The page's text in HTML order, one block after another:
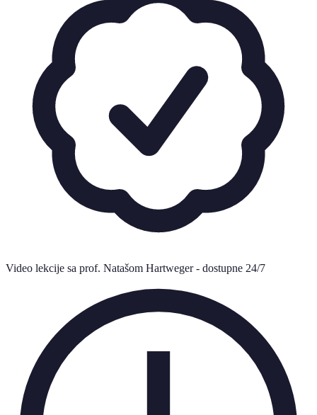
Video lekcije sa prof. Natašom Hartweger - dostupne 24/7